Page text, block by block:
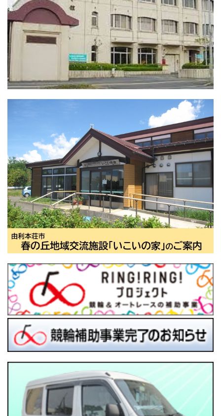
鳥海支所だより№１５３（８月１５日号）
2023.08.15
画像をクリックすると「鳥海支所だより№１
５３」がご覧いただけます。
鳥海支所だより№１５２（７月１日号）
画像をクリックすると「鳥海支所だより№１
５２」がご覧いただけます。